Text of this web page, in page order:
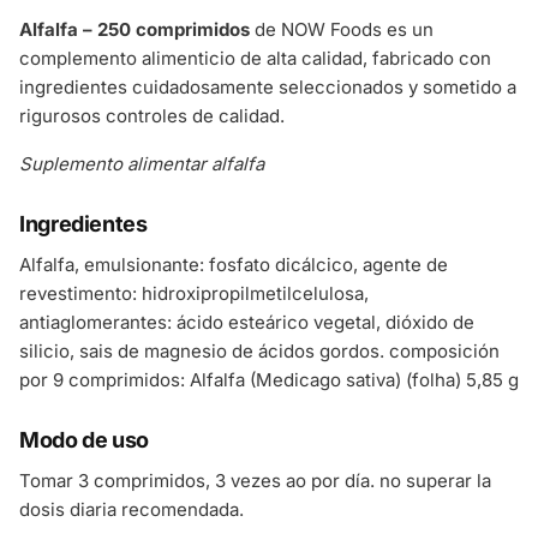
Alfalfa – 250 comprimidos de NOW Foods es un
complemento alimenticio de alta calidad, fabricado con
ingredientes cuidadosamente seleccionados y sometido a
rigurosos controles de calidad.
Suplemento alimentar alfalfa
Ingredientes
Alfalfa, emulsionante: fosfato dicálcico, agente de
revestimento: hidroxipropilmetilcelulosa,
antiaglomerantes: ácido esteárico vegetal, dióxido de
silicio, sais de magnesio de ácidos gordos. composición
por 9 comprimidos: Alfalfa (Medicago sativa) (folha) 5,85 g
Modo de uso
Tomar 3 comprimidos, 3 vezes ao por día. no superar la
dosis diaria recomendada.